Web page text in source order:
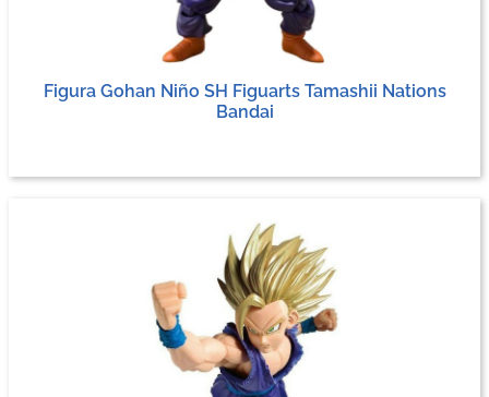
Figura Gohan Niño SH Figuarts Tamashii Nations
Bandai